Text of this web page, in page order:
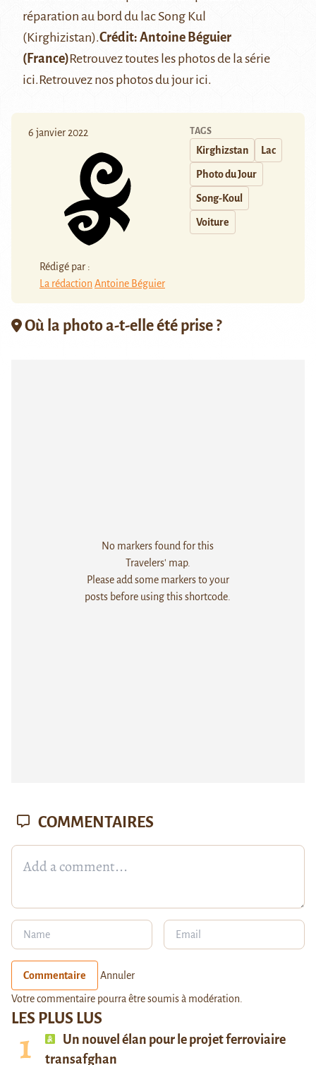
réparation au bord du lac Song Kul
(Kirghizistan).Crédit: Antoine Béguier
(France)Retrouvez toutes les photos de la série
ici.Retrouvez nos photos du jourici.
6 janvier 2022
Rédigé par :
La rédaction Antoine Béguier
TAGS
Kirghizstan Lac
Photo du Jour
Song-Koul
Voiture
Où la photo a-t-elle été prise ?
No markers found for this
Travelers' map.
Please add some markers to your
posts before using this shortcode.
LES PLUS LUS
Un nouvel élan pour le projet ferroviaire
transafghan
COMMENTAIRES
Commentaire Annuler
Votre commentaire pourra être soumis à modération.